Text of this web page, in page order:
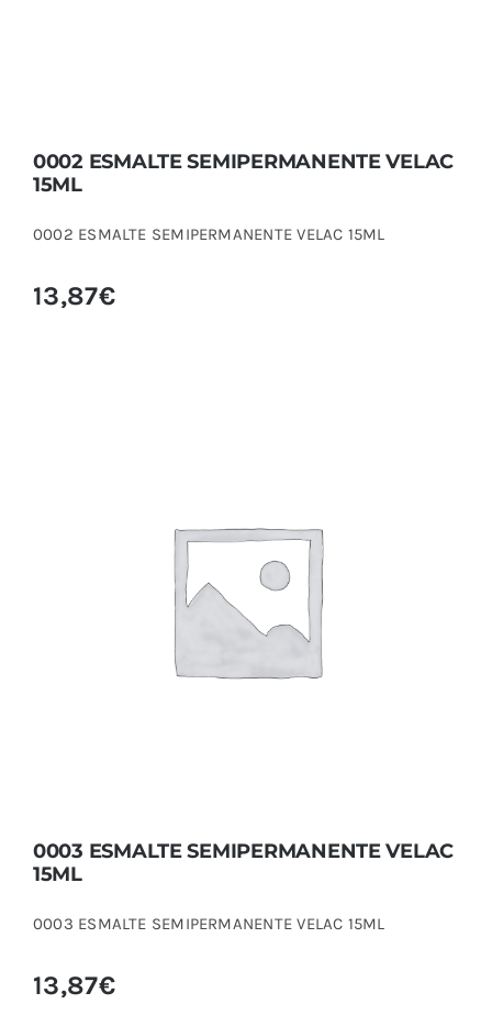
0002 ESMALTE SEMIPERMANENTE VELAC
15ML
0002 ESMALTE SEMIPERMANENTE VELAC 15ML
13,87€
0003 ESMALTE SEMIPERMANENTE VELAC
15ML
0003 ESMALTE SEMIPERMANENTE VELAC
15ML
0003 ESMALTE SEMIPERMANENTE VELAC 15ML
13,87€